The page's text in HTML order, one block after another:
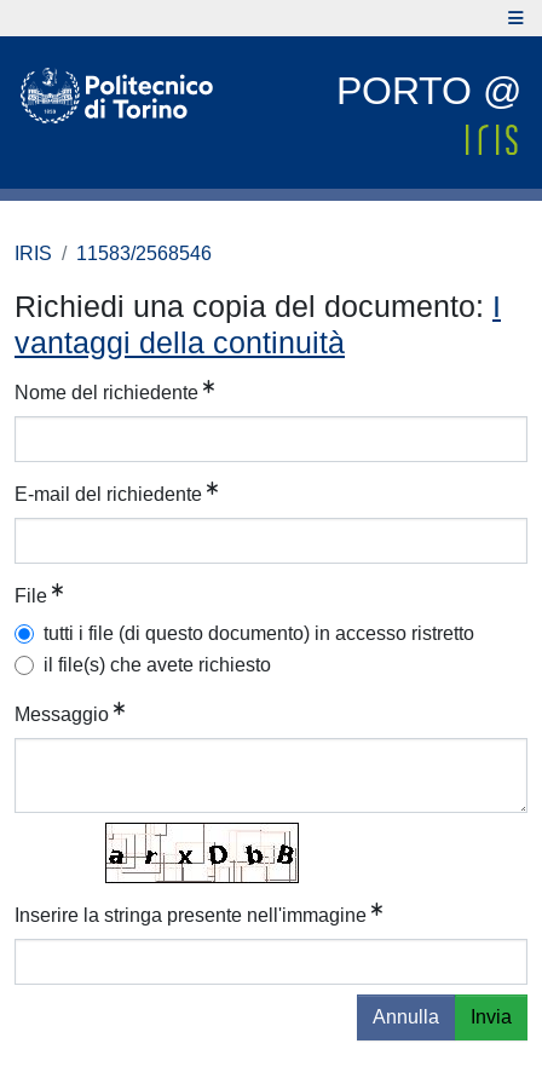
PORTO @
IRIS 11583/2568546
Richiedi una copia del documento: I
vantaggi della continuità
Nome del richiedente
E-mail del richiedente
File
tutti i file (di questo documento) in accesso ristretto
il file(s) che avete richiesto
Messaggio
Inserire la stringa presente nell'immagine
Annulla Invia